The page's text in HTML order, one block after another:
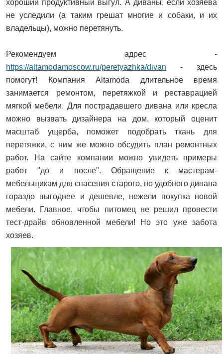
хороший продуктивный выгул. А диваны, если хозяева
не уследили (а таким грешат многие и собаки, и их
владельцы), можно перетянуть.
Рекомендуем адрес -
https://altamodamoscow.ru/peretyazhka/divan - здесь
помогут! Компания Altamoda длительное время
занимается ремонтом, перетяжкой и реставрацией
мягкой мебели. Для пострадавшего дивана или кресла
можно вызвать дизайнера на дом, который оценит
масштаб ущерба, поможет подобрать ткань для
перетяжки, с ним же можно обсудить план ремонтных
работ. На сайте компании можно увидеть примеры
работ "до и после". Обращение к мастерам-
мебельщикам для спасения старого, но удобного дивана
гораздо выгоднее и дешевле, нежели покупка новой
мебели. Главное, чтобы питомец не решил провести
тест-драйв обновленной мебели! Но это уже забота
хозяев.